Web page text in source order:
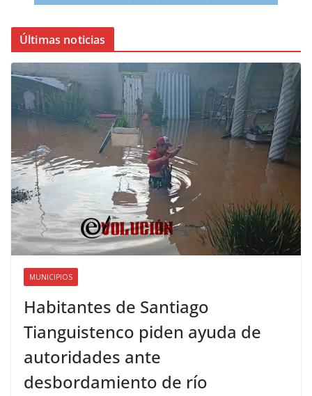
Últimas noticias
MUNICIPIOS
Habitantes de Santiago
Tianguistenco piden ayuda de
autoridades ante
desbordamiento de río